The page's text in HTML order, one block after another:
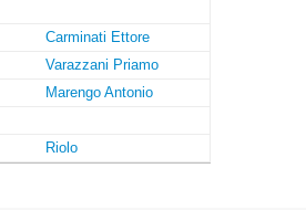
Carminati Ettore
Varazzani Priamo
Marengo Antonio
Riolo